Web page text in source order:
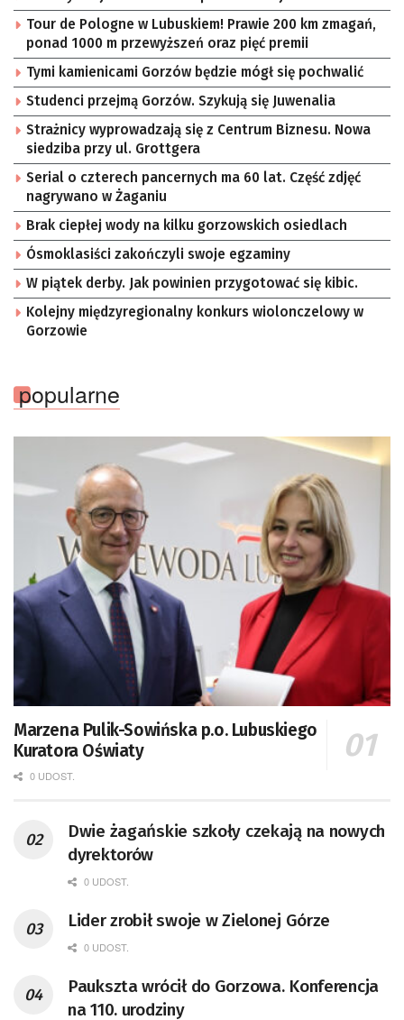
Tour de Pologne w Lubuskiem! Prawie 200 km zmagań,
ponad 1000 m przewyższeń oraz pięć premii
Tymi kamienicami Gorzów będzie mógł się pochwalić
Studenci przejmą Gorzów. Szykują się Juwenalia
Strażnicy wyprowadzają się z Centrum Biznesu. Nowa
siedziba przy ul. Grottgera
Serial o czterech pancernych ma 60 lat. Część zdjęć
nagrywano w Żaganiu
Brak ciepłej wody na kilku gorzowskich osiedlach
Ósmoklasiści zakończyli swoje egzaminy
W piątek derby. Jak powinien przygotować się kibic.
Kolejny międzyregionalny konkurs wiolonczelowy w
Gorzowie
popularne
Marzena Pulik-Sowińska p.o. Lubuskiego
Kuratora Oświaty
0 UDOST.
Dwie żagańskie szkoły czekają na nowych
dyrektorów
0 UDOST.
Lider zrobił swoje w Zielonej Górze
0 UDOST.
Paukszta wrócił do Gorzowa. Konferencja
na 110. urodziny